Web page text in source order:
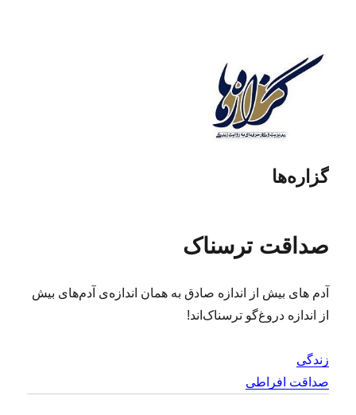
گزاره‌ها
صداقت ترسناک
آدم های بیش از اندازه صادق به همان اندازه‌ی آدم‌های بیش
از اندازه دروغ‌گو ترسناک‌اند!
زندگی
صداقت افراطی